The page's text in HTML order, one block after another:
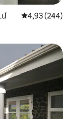
Միջին
4,93 (244)